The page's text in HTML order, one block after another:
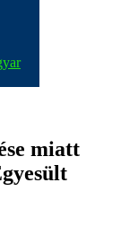
miatt